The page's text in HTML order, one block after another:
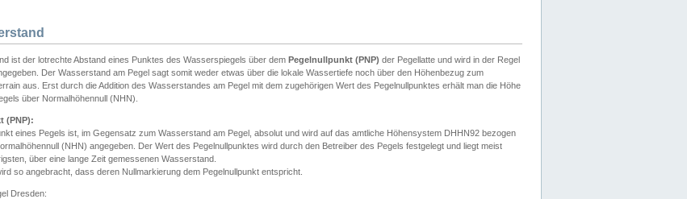
ist der lotrechte Abstand eines Punktes des Wasserspiegels über dem Pegelnullpunkt (PNP) der Pegellatte und wird in der Regel
Der Wasserstand am Pegel sagt somit weder etwas über die lokale Wassertiefe noch über den Höhenbezug zum
aus. Erst durch die Addition des Wasserstandes am Pegel mit dem zugehörigen Wert des Pegelnullpunktes erhält man die Höhe
über Normalhöhennull (NHN).
(PNP):
eines Pegels ist, im Gegensatz zum Wasserstand am Pegel, absolut und wird auf das amtliche Höhensystem DHHN92 bezogen
(NHN) angegeben. Der Wert des Pegelnullpunktes wird durch den Betreiber des Pegels festgelegt und liegt meist
über eine lange Zeit gemessenen Wasserstand.
so angebracht, dass deren Nullmarkierung dem Pegelnullpunkt entspricht.
Dresden: